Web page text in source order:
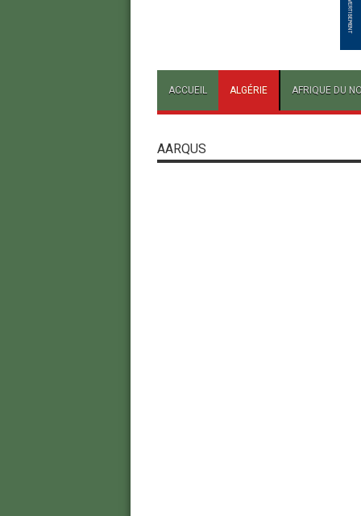
ACCUEIL ALGÉRIE AFRIQUE DU
AARQUS